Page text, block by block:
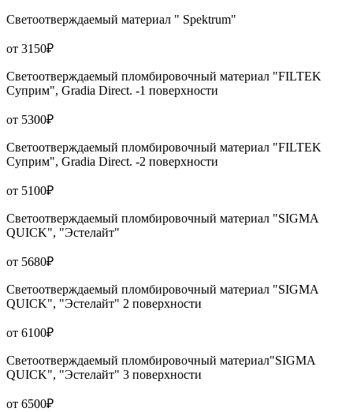
Светоотверждаемый материал " Spektrum"
от 3150₽
Светоотверждаемый пломбировочный материал "FILTEK
Суприм", Gradia Direct. -1 поверхности
от 5300₽
Светоотверждаемый пломбировочный материал "FILTEK
Суприм", Gradia Direct. -2 поверхности
от 5100₽
Светоотверждаемый пломбировочный материал "SIGMA
QUICK", "Эстелайт"
от 5680₽
Светоотверждаемый пломбировочный материал "SIGMA
QUICK", "Эстелайт" 2 поверхности
от 6100₽
Светоотверждаемый пломбировочный материал"SIGMA
QUICK", "Эстелайт" 3 поверхности
от 6500₽